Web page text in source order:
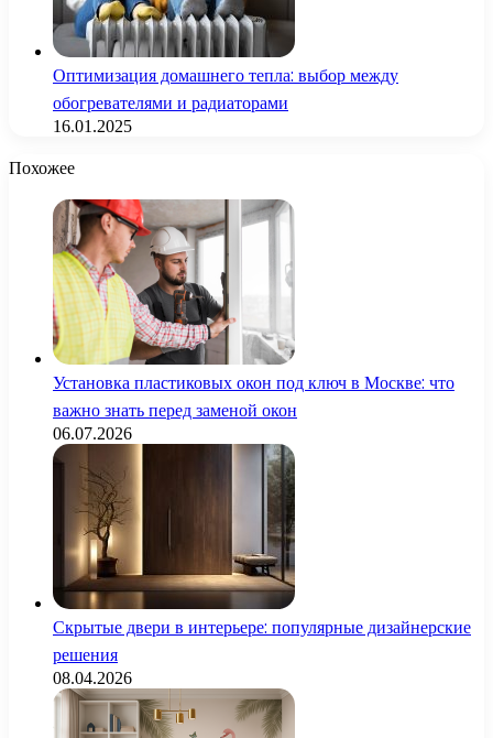
Оптимизация домашнего тепла: выбор между
обогревателями и радиаторами
16.01.2025
Похожее
Установка пластиковых окон под ключ в Москве: что
важно знать перед заменой окон
06.07.2026
Скрытые двери в интерьере: популярные дизайнерские
решения
08.04.2026